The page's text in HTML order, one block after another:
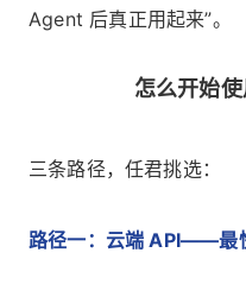
Agent 后真正用起来”。
怎么开始
三条路径，任君挑选：
路径一：云端 API——最